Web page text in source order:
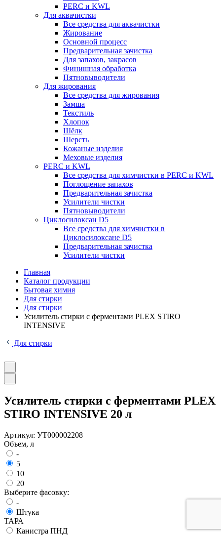
PERC и KWL
Для аквачистки
Все средства для аквачистки
Жирование
Основной процесс
Предварительная зачистка
Для запахов, закрасов
Финишная обработка
Пятновыводители
Для жирования
Все средства для жирования
Замша
Текстиль
Хлопок
Шёлк
Шерсть
Кожаные изделия
Меховые изделия
PERC и KWL
Все средства для химчистки в PERC и KWL
Поглощение запахов
Предварительная зачистка
Усилители чистки
Пятновыводители
Циклосилоксан D5
Все средства для химчистки в
Циклосилоксане D5
Предварительная зачистка
Усилители чистки
Главная
Каталог продукции
Бытовая химия
Для стирки
Для стирки
Усилитель стирки с ферментами PLEX STIRO
INTENSIVE
Для стирки
Усилитель стирки с ферментами PLEX
STIRO INTENSIVE 20 л
Артикул: УТ000002208
Объем, л
-
5
10
20
Выберите фасовку:
-
Штука
ТАРА
Канистра ПНД